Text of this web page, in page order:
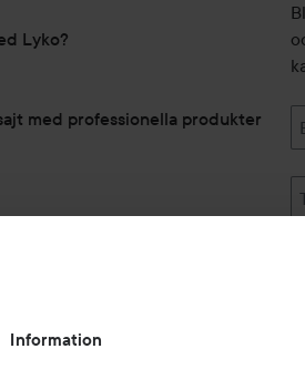
Information
Lyko?
med professionella produkter
of the World